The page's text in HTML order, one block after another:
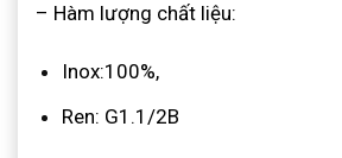
– Hàm lượng chất liệu:
Inox:100%,
Ren: G1.1/2B